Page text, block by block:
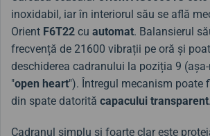
inoxidabil, iar în interiorul său se află
Orient F6T22 cu automat. Balansierul
frecvență de 21600 vibrații pe oră și
deschiderea cadranului la poziția 9
"open heart"). Întregul mecanism poate
din spate datorită capacului transparent.
Cadranul simplu și foarte clar este